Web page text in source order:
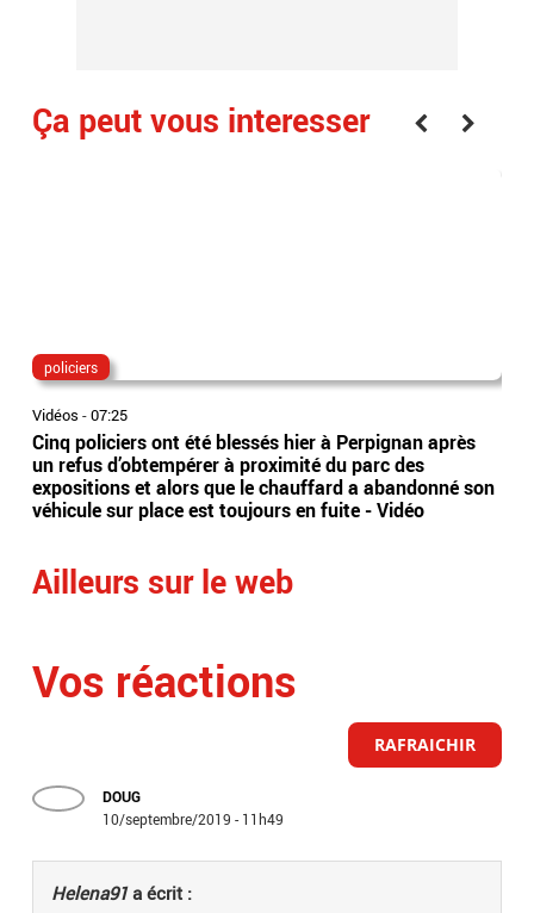
Ça peut vous interesser
policiers
Vidéos -07:25
Cinq policiers ont été blessés hier à Perpignan après
un refus d’obtempérer à proximité du parc des
expositions et alors que le chauffard a abandonné son
véhicule sur place est toujours en fuite - Vidéo
Ailleurs sur le web
Vos réactions
RAFRAICHIR
DOUG
10/septembre/2019 - 11h49
Helena91a écrit :